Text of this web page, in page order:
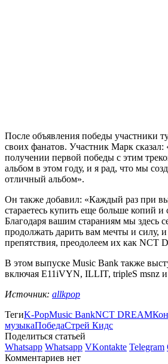
После объявления победы участники
своих фанатов. Участник Марк
получении первой победы с этим
альбом в этом году, и я рад, что мы
отличный альбом».
Он также добавил: «Каждый раз при
стараетесь купить еще больше копий
Благодаря вашим стараниям мы здесь
продолжать дарить вам мечты и силу,
препятствия, преодолеем их как NCT
В этом выпуске Music Bank также
включая E11iVYN, ILLIT, tripleS msnz и
Источник: allkpop
ТегиK-PopMusic BankNCT DREAM
музыкаПобедаСтрей Кидс
Поделиться статьей
Whatsapp Whatsapp VKontakte Telegram
Комментариев нет